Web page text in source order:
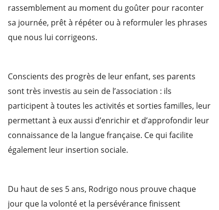
rassemblement au moment du goûter pour raconter
sa journée, prêt à répéter ou à reformuler les phrases
que nous lui corrigeons.
Conscients des progrès de leur enfant, ses parents
sont très investis au sein de l’association : ils
participent à toutes les activités et sorties familles, leur
permettant à eux aussi d’enrichir et d’approfondir leur
connaissance de la langue française. Ce qui facilite
également leur insertion sociale.
Du haut de ses 5 ans, Rodrigo nous prouve chaque
jour que la volonté et la persévérance finissent